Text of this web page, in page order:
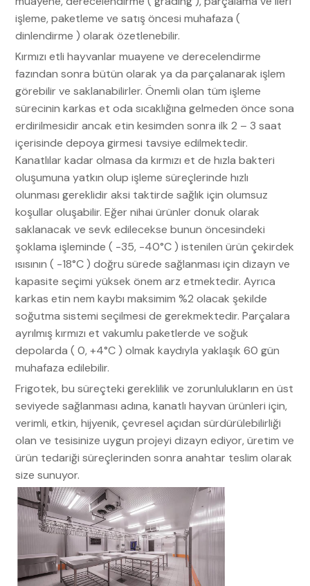
işleme, paketleme ve satış öncesi muhafaza (
dinlendirme ) olarak özetlenebilir.
Kırmızı etli hayvanlar muayene ve derecelendirme
fazından sonra bütün olarak ya da parçalanarak işlem
görebilir ve saklanabilirler. Önemli olan tüm işleme
sürecinin karkas et oda sıcaklığına gelmeden önce sona
erdirilmesidir ancak etin kesimden sonra ilk 2 – 3 saat
içerisinde depoya girmesi tavsiye edilmektedir.
Kanatlılar kadar olmasa da kırmızı et de hızla bakteri
oluşumuna yatkın olup işleme süreçlerinde hızlı
olunması gereklidir aksi taktirde sağlık için olumsuz
koşullar oluşabilir. Eğer nihai ürünler donuk olarak
saklanacak ve sevk edilecekse bunun öncesindeki
şoklama işleminde ( -35, -40°C ) istenilen ürün çekirdek
ısısının ( -18°C ) doğru sürede sağlanması için dizayn ve
kapasite seçimi yüksek önem arz etmektedir. Ayrıca
karkas etin nem kaybı maksimim %2 olacak şekilde
soğutma sistemi seçilmesi de gerekmektedir. Parçalara
ayrılmış kırmızı et vakumlu paketlerde ve soğuk
depolarda ( 0, +4°C ) olmak kaydıyla yaklaşık 60 gün
muhafaza edilebilir.
Frigotek, bu süreçteki gereklilik ve zorunlulukların en üst
seviyede sağlanması adına, kanatlı hayvan ürünleri için,
verimli, etkin, hijyenik, çevresel açıdan sürdürülebilirliği
olan ve tesisinize uygun projeyi dizayn ediyor, üretim ve
ürün tedariği süreçlerinden sonra anahtar teslim olarak
size sunuyor.